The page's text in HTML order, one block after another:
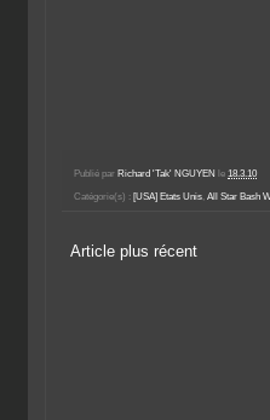
Publié par Richard 'Tak' NGUYEN le 18.3.10
Catégorie(s) : [USA] Etats Unis, All Star Bash
Article plus récent